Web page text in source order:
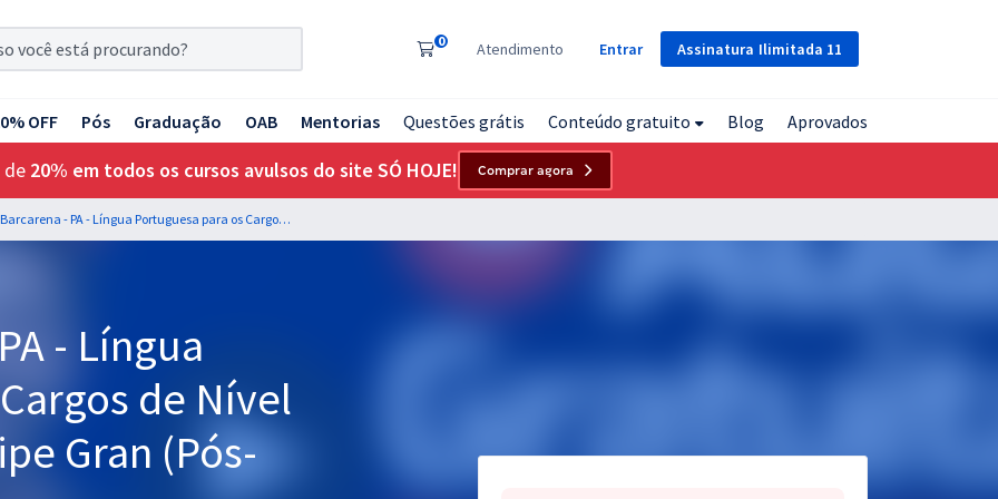
Assinatura Ilimitada 11
0 Atendimento Entrar
OFF Pós Graduação OAB Mentorias Questões grátis Conteúdo gratuito Blog Aprovados
de 20% em todos os cursos avulsos do site SÓ HOJE! Comprar agora
SEMED Barcarena - PA - Língua Portuguesa para os Cargos de Nível Superior com a Equipe Gran (Pós-Edital)
- Língua
de Nível
Gran (Pós-